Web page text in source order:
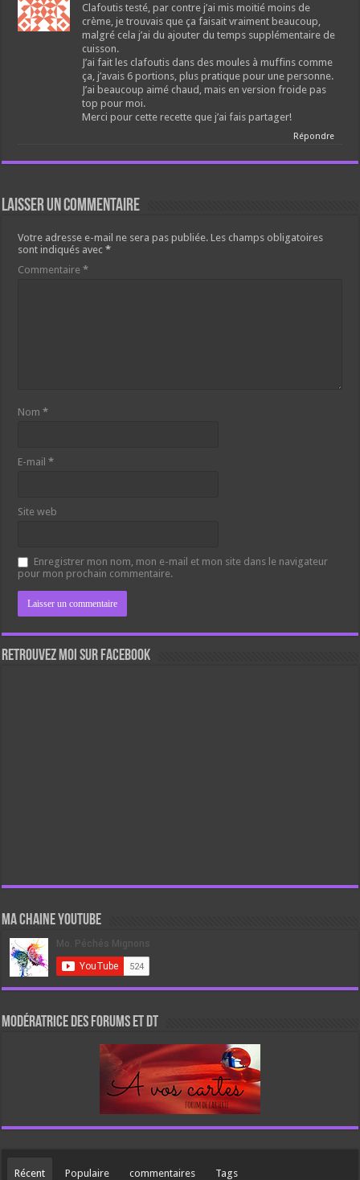
Clafoutis testé, par contre j’ai mis moitié moins de
crème, je trouvais que ça faisait vraiment beaucoup,
malgré cela j’ai du ajouter du temps supplémentaire de
cuisson.
J’ai fait les clafoutis dans des moules à muffins comme
ça, j’avais 6 portions, plus pratique pour une personne.
J’ai beaucoup aimé chaud, mais en version froide pas
top pour moi.
Merci pour cette recette que j’ai fais partager!
Répondre
Laisser un commentaire
Votre adresse e-mail ne sera pas publiée. Les champs obligatoires
sont indiqués avec*
Commentaire*
Nom*
E-mail*
Site web
Enregistrer mon nom, mon e-mail et mon site dans le navigateur
pour mon prochain commentaire.
Retrouvez moi sur Facebook
Ma chaine Youtube
Modératrice des forums et DT
Récent Populaire commentaires Tags